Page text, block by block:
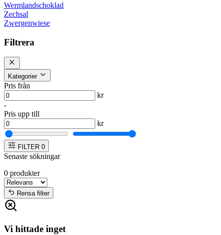
Wermlandschoklad
Zechsal
Zwergenwiese
Filtrera
Kategorier
Pris från
kr
-
Pris upp till
kr
FILTER 0
Senaste sökningar
0 produkter
Rensa filter
Vi hittade inget